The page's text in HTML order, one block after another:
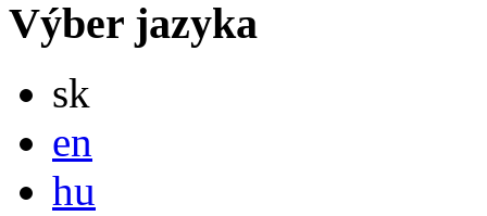
Výber jazyka
sk
en
hu